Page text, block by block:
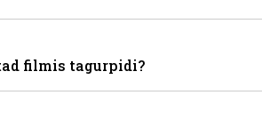
filmis tagurpidi?